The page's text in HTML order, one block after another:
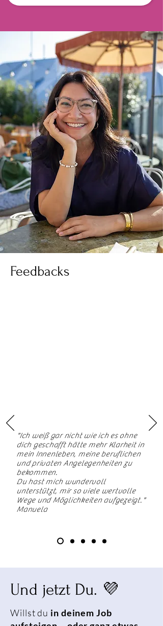
Feedbacks
"Ich weiß gar nicht wie ich es ohne
dich geschafft hätte mehr Klarheit in
mein Innenleben, meine beruflichen
und privaten Angelegenheiten zu
bekommen.
Du hast mich wundervoll
unterstützt, mir so viele wertvolle
Wege und Möglichkeiten aufgezeigt."
Manuela
Und jetzt Du. 💜
Willst du in deinem Job